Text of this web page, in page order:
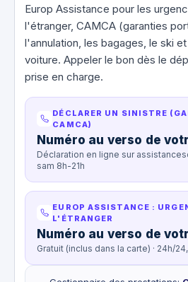
Europ Assistance pour les
l'étranger, CAMCA (garanties
l'annulation, les bagages, le ski
voiture. Appeler le bon dès le
prise en charge.
DÉCLARER UN SINISTRE
CAMCA)
Numéro au verso de
Déclaration en ligne sur
sam 8h-21h
EUROP ASSISTANCE :
L'ÉTRANGER
Numéro au verso de
Gratuit (inclus dans la carte) · 24h/